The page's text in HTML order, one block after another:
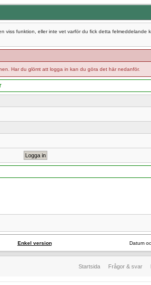
viss funktion, eller inte vet varför du fick detta felmeddelande
Har du glömt att logga in kan du göra det här nedanför.
Enkel version Datum
Startsida Frågor & svar